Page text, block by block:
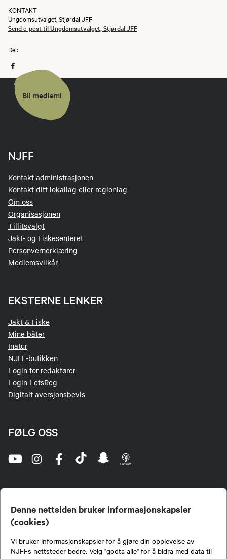
Denne nettsiden bruker informasjonskapsler
(cookies)
Vi bruker informasjonskapsler for å gjøre din opplevelse av
NJFFs nettsteder bedre. Velg "godta alle" for å bidra med data til
KONTAKT
Ungdomsutvalget, Stjørdal JFF
Send e-post til Ungdomsutvalget, Stjørdal JFF
Del:
Bli medlem!
NJFF
Kontakt administrasjonen
Kontakt ditt lokallag eller regionlag
Om oss
Organisasjonen
Tillitsvalgt
Jakt- og Fiskesenteret
Personvernerklæring
Medlemsvilkår
EKSTERNE LENKER
Jakt & Fiske
Mine båter
Inatur
NJFF-butikken
Login for redaktører
Login LetsReg
Digitalt aversjonsbevis
FØLG OSS
jegere og sportsfiskere og et av de viktigste miljøene for formidling av kunnskap om jakt og
fiske i Norge. Vi er en partipolitisk nøytral organisasjon, men har et sterkt jakt-, fiske-, og